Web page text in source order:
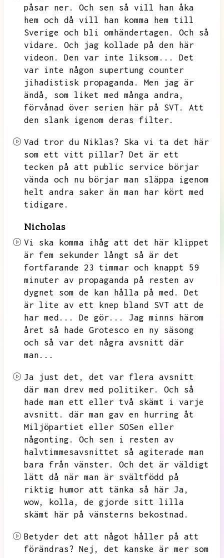
påsar ner.
Och sen så vill han åka
hem och då vill han komma hem till
Sverige och bli omhändertagen.
Och så
vidare.
Och jag kollade på den här
videon.
Den var inte liksom...
Det
var inte någon supertung counter
jihadistisk propaganda.
Men jag är
ändå,
som liket med många andra,
förvånad över serien här på SVT.
Att
den slank igenom deras filter.
Vad tror du Niklas?
Ska vi ta det här
som ett vitt pillar? Det är ett
tecken på att public service börjar
vända och nu börjar man släppa igenom
helt andra saker än man har kört med
tidigare.
Nicholas
Vi ska komma ihåg att det här klippet
är fem sekunder långt så är det
fortfarande 23 timmar och knappt 59
minuter av propaganda på resten av
dygnet som de kan hålla på med.
Det
är lite av ett knep bland SVT att de
har med...
De gör...
Jag minns härom
året så hade Grotesco en ny säsong
och så var det några avsnitt där
man...
Ja just det,
det var flera avsnitt
där man drev med politiker.
Och så
hade man ett eller två skämt i varje
avsnitt.
där man gav en hurring åt
Miljöpartiet eller SOSen eller
någonting.
Och sen i resten av
halvtimmesavsnittet så agiterade man
bara från vänster.
Och det är väldigt
lätt då när man är svältfödd på
riktig humor att tänka så här Ja,
wow,
kolla,
de gjorde sitt lilla
skämt här på vänsterns bekostnad.
Betyder det att något håller på att
förändras? Nej,
det kanske är mer som